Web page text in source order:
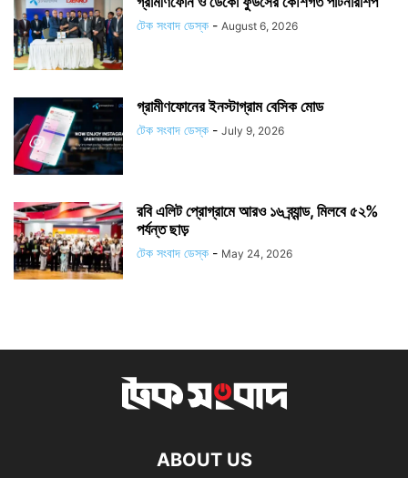
টেক সংবাদ ডেস্ক - August 6, 2026
গ্রামীণফোনের ইনস্টাগ্রাম বেসিক মোড
টেক সংবাদ ডেস্ক - July 9, 2026
রবি এলিট প্রোগ্রামে আরও ১৬ ব্র্যান্ড, মিলবে ৫২%
পর্যন্ত ছাড়
টেক সংবাদ ডেস্ক - May 24, 2026
ABOUT US